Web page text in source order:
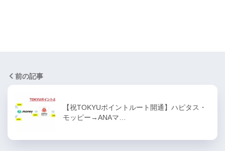
前の記事
【祝TOKYUポイントルート開通】ハピタス・
モッピー→ANAマ…